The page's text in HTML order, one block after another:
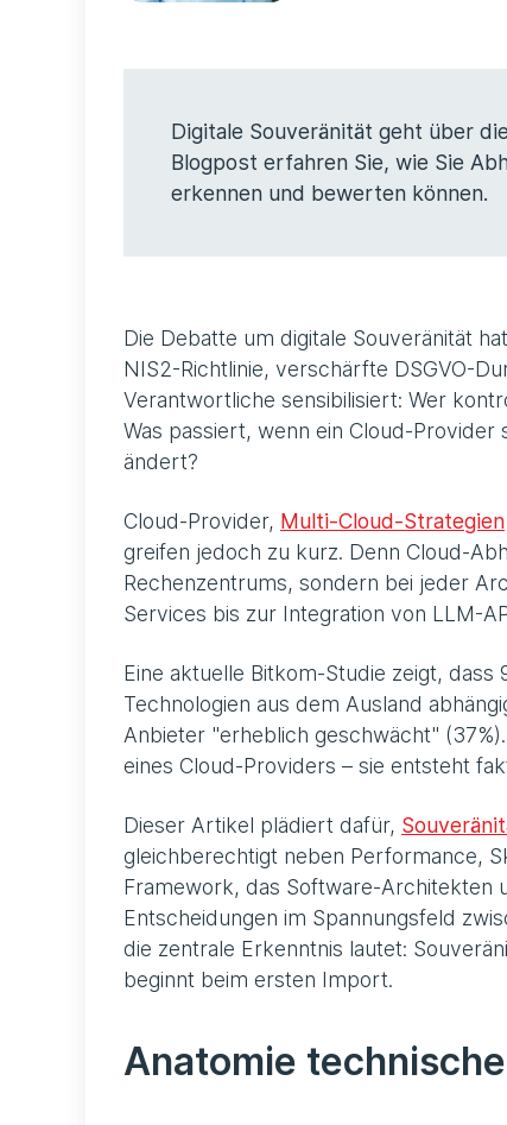
Digitale Souveränität geht über
Blogpost erfahren Sie, wie Sie
erkennen und bewerten können.
Die Debatte um digitale Souveränität
NIS2-Richtlinie, verschärfte DSGVO-
Verantwortliche sensibilisiert: Wer
Was passiert, wenn ein Cloud-
ändert?
Cloud-Provider, Multi-Cloud-Strategien
greifen jedoch zu kurz. Denn Cloud-
Rechenzentrums, sondern bei jeder
Services bis zur Integration von LLM-
Eine aktuelle Bitkom-Studie zeigt,
Technologien aus dem Ausland
Anbieter "erheblich geschwächt"
eines Cloud-Providers – sie entsteht
Dieser Artikel plädiert dafür,
gleichberechtigt neben Performance,
Framework, das Software-Architekten
Entscheidungen im Spannungsfeld
die zentrale Erkenntnis lautet:
beginnt beim ersten Import.
Anatomie